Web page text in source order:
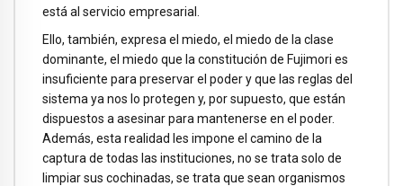
está al servicio empresarial.
Ello, también, expresa el miedo, el miedo de la clase
dominante, el miedo que la constitución de Fujimori es
insuficiente para preservar el poder y que las reglas del
sistema ya nos lo protegen y, por supuesto, que están
dispuestos a asesinar para mantenerse en el poder.
Además, esta realidad les impone el camino de la
captura de todas las instituciones, no se trata solo de
limpiar sus cochinadas, se trata que sean organismos